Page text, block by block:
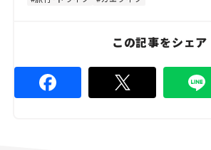
%
この記事をシェア